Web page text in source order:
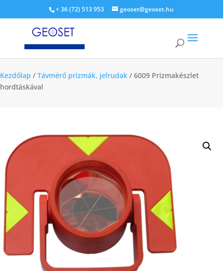
+ 36 (72) 513 953 geoset@geoset.hu
Kezdőlap / Távmérő prizmák, jelrudak / 6009 Prizmakészlet
hordtáskával